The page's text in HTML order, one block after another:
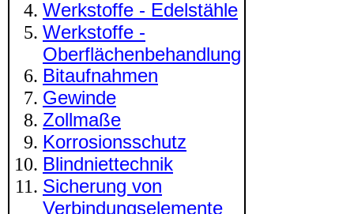
Werkstoffe - Edelstähle
Werkstoffe -
Oberflächenbehandlung
Bitaufnahmen
Gewinde
Zollmaße
Korrosionsschutz
Blindniettechnik
Sicherung von
Verbindungselemente